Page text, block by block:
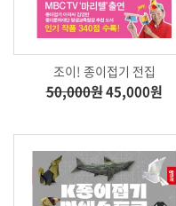
조이! 종이접기 전집
50,000원45,000원